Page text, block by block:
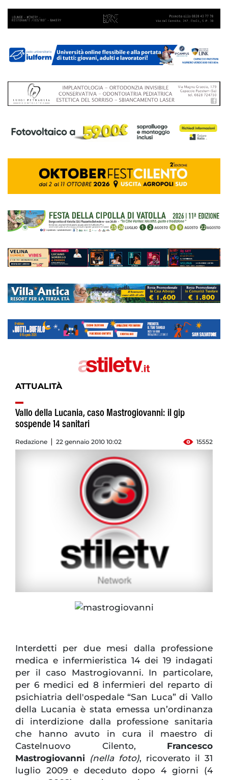
ATTUALITÀ
Vallo della Lucania, caso Mastrogiovanni: il gip
sospende 14 sanitari
Redazione 22 gennaio 2010 10:02 15552
Interdetti per due mesi dalla professione
medica e infermieristica 14 dei 19 indagati
per il caso Mastrogiovanni. In particolare,
per 6 medici ed 8 infermieri del reparto di
psichiatria dell'ospedale “San Luca” di Vallo
della Lucania è stata emessa un’ordinanza
di interdizione dalla professione sanitaria
che hanno avuto in cura il maestro di
Castelnuovo Cilento, Francesco
Mastrogiovanni (nella foto), ricoverato il 31
luglio 2009 e deceduto dopo 4 giorni (4